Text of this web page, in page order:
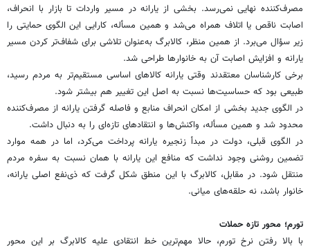
مصرف‌کننده نهایی نمی‌رسد. بخشی از یارانه در مسیر واردات تا بازار با انحراف،
اصابت ناقص یا اتلاف همراه می‌شد و همین مسأله، کارایی این الگوی حمایتی را
زیر سؤال می‌برد. از همین منظر، کالابرگ به‌عنوان تلاشی برای شفاف‌تر کردن مسیر
یارانه و افزایش اصابت آن به خانوارها طراحی شد.
برخی کارشناسان معتقدند وقتی یارانه کالاهای اساسی مستقیم‌تر به مردم رسید،
طبیعی بود که حساسیت‌ها نسبت به اصل این تغییر هم بیشتر شود.
در الگوی جدید بخشی از امکان انحراف منابع و فاصله گرفتن یارانه از مصرف‌کننده
محدود شد و همین مسأله، واکنش‌ها و انتقادهای تازه‌ای را به دنبال داشت.
در الگوی قبلی، دولت در مبدأ زنجیره یارانه پرداخت می‌کرد، اما در همه موارد
تضمین روشنی وجود نداشت که منافع این یارانه با همان نسبت به سفره مردم
منتقل شود. در مقابل، کالابرگ با این منطق شکل گرفت که ذی‌نفع اصلی یارانه،
خانوار باشد، نه حلقه‌های میانی.
تورم؛ محور تازه حملات
با بالا رفتن نرخ تورم، حالا مهم‌ترین خط انتقادی علیه کالابرگ بر این محور